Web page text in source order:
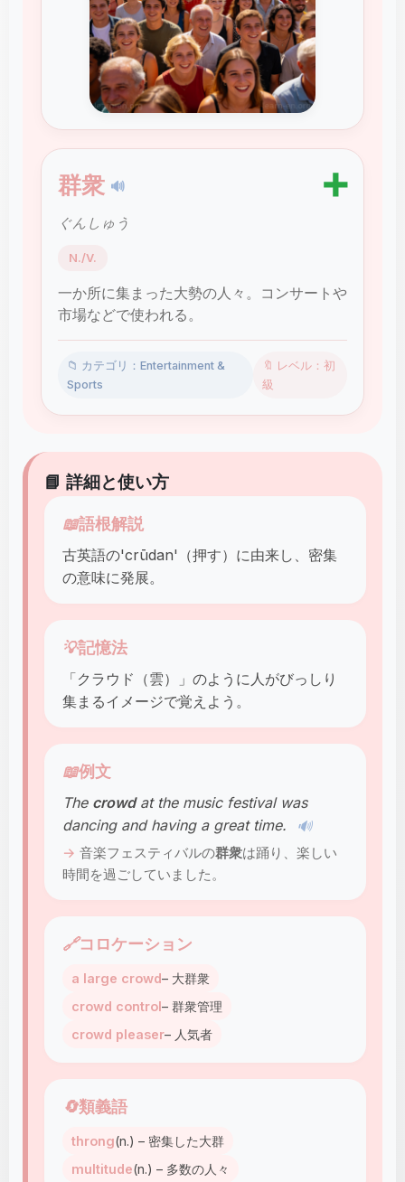
群衆 🔊 ➕
ぐんしゅう
N./V.
一か所に集まった大勢の人々。コンサートや
市場などで使われる。
📁 カテゴリ：Entertainment &
Sports
🔖 レベル：初
級
📘 詳細と使い方
📖語根解説
古英語の'crūdan'（押す）に由来し、密集
の意味に発展。
💡記憶法
「クラウド（雲）」のように人がびっしり
集まるイメージで覚えよう。
📖例文
The crowdat the music festival was
dancing and having a great time.
🔊
音楽フェスティバルの群衆は踊り、楽しい
時間を過ごしていました。
🔗コロケーション
a large crowd– 大群衆
crowd control– 群衆管理
crowd pleaser– 人気者
🔄類義語
throng(n.) – 密集した大群
multitude(n.) – 多数の人々